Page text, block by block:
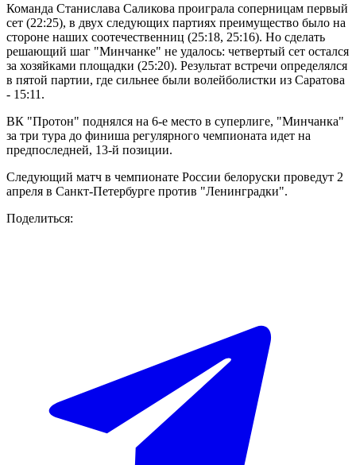
Команда Станислава Саликова проиграла соперницам первый
сет (22:25), в двух следующих партиях преимущество было на
стороне наших соотечественниц (25:18, 25:16). Но сделать
решающий шаг "Минчанке" не удалось: четвертый сет остался
за хозяйками площадки (25:20). Результат встречи определялся
в пятой партии, где сильнее были волейболистки из Саратова
- 15:11.
ВК "Протон" поднялся на 6-е место в суперлиге, "Минчанка"
за три тура до финиша регулярного чемпионата идет на
предпоследней, 13-й позиции.
Следующий матч в чемпионате России белоруски проведут 2
апреля в Санкт-Петербурге против "Ленинградки".
Поделиться: